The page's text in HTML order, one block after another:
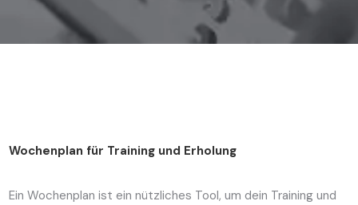
Wochenplan für Training und Erholung
Ein Wochenplan ist ein nützliches Tool, um dein Training und